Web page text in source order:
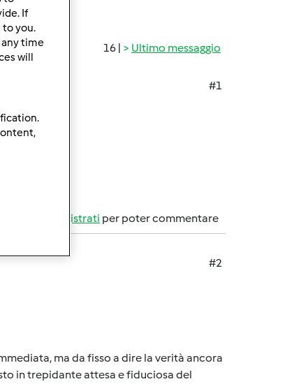
16 | Ultimo messaggio
#1
registrati per poter commentare
#2
ma da fisso a dire la verità ancora
in trepidante attesa e fiduciosa del
If
to you.
time
will